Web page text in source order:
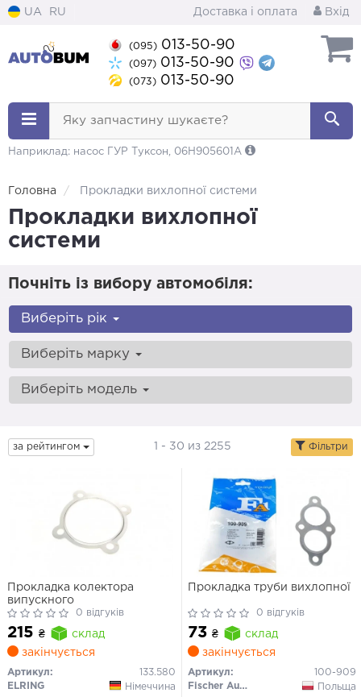
UA RU Доставка і оплата Вхід
(095) 013-50-90
(097) 013-50-90
(073) 013-50-90
Яку запчастину шукаєте?
Наприклад: насос ГУР Туксон, 06H905601A
Головна Прокладки вихлопної системи
Прокладки вихлопної
системи
Почніть із вибору автомобіля:
Виберіть рік
Виберіть марку
Виберіть модель
за рейтингом 1 - 30 из 2255 Фільтри
Прокладка колектора
випускного
0 відгуків
215 ₴
склад
закінчується
Артикул:
133.580
ELRING
Німеччина
Прокладка труби вихлопної
0 відгуків
73 ₴
склад
закінчується
Артикул:
100-909
Fischer Automotive One (FA1)
Польща